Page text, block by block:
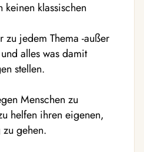
klassischen
zu jedem Thema -außer
alles was damit
stellen.
Menschen zu
helfen ihren eigenen,
gehen.